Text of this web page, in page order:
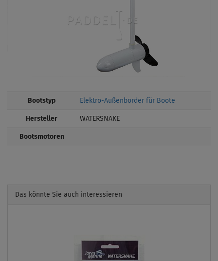
Bootstyp Elektro-Außenborder für Boote
Hersteller WATERSNAKE
Bootsmotoren
Das könnte Sie auch interessieren